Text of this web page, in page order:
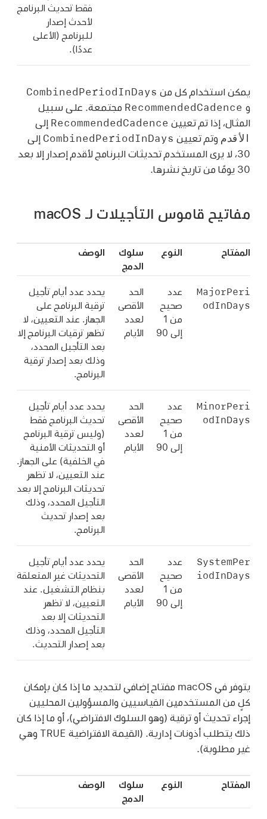
فقط تحديث البرنامج
لأحدث إصدار
للبرنامج (الأعلى
عددًا).
يمكن استخدام كل من CombinedPeriodInDays
و RecommendedCadence مجتمعة. على سبيل
المثال، إذا تم تعيين RecommendedCadence إلى
الأقدم وتم تعيين CombinedPeriodInDays إلى
30، لا يرى المستخدم تحديثات البرنامج لأقدم إصدار إلا بعد
30 يومًا من تاريخ نشرها.
مفاتيح قاموس التأجيلات لـ macOS
المفتاح النوع
سلوك
الدمج
الوصف
MajorPeri
odInDays
عدد
صحيح
من 1
إلى 90
الحد
الأقصى
لعدد
الأيام
يحدد عدد أيام تأجيل
ترقية البرنامج على
الجهاز. عند التعيين، لا
تظهر ترقيات البرنامج إلا
بعد التأجيل المحدد،
وذلك بعد إصدار ترقية
البرنامج.
MinorPeri
odInDays
عدد
صحيح
من 1
إلى 90
الحد
الأقصى
لعدد
الأيام
يحدد عدد أيام تأجيل
تحديث البرنامج فقط
(وليس ترقية البرنامج
أو التحديثات الأمنية
في الخلفية) على الجهاز.
عند التعيين، لا تظهر
تحديثات البرنامج إلا بعد
التأجيل المحدد، وذلك
بعد إصدار تحديث
البرنامج.
SystemPer
iodInDays
عدد
صحيح
من 1
إلى 90
الحد
الأقصى
لعدد
الأيام
يحدد عدد أيام تأجيل
التحديثات غير المتعلقة
بنظام التشغيل. عند
التعيين، لا تظهر
التحديثات إلا بعد
التأجيل المحدد، وذلك
بعد إصدار التحديث.
يتوفر في macOS مفتاح إضافي لتحديد ما إذا كان بإمكان
كلٍ من المستخدمين القياسيين والمسؤولين المحليين
إجراء تحديث أو ترقية (وهو السلوك الافتراضي)، أو ما إذا كان
ذلك يتطلب أذونات إدارية. (القيمة الافتراضية TRUE وهي
غير مطلوبة).
المفتاح النوع
سلوك
الدمج
الوصف